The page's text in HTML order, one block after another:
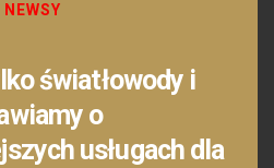
NEWSY
światłowody i
o
usługach dla